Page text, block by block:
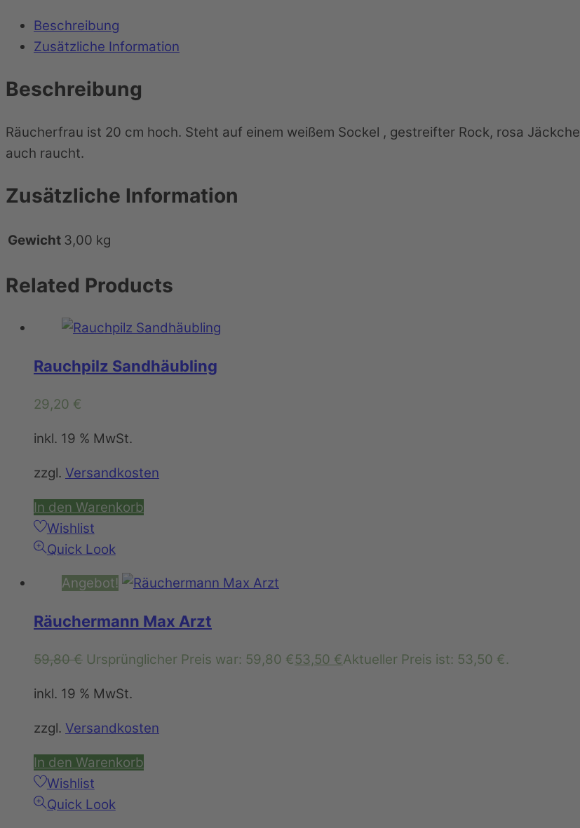
Beschreibung
Zusätzliche Information
Beschreibung
Räucherfrau ist 20 cm hoch. Steht auf einem weißem Sockel , gestreifter Rock, rosa
auch raucht.
Zusätzliche Information
Gewicht 3,00 kg
Related Products
Rauchpilz Sandhäubling
29,20 €
inkl. 19 % MwSt.
zzgl. Versandkosten
In den Warenkorb
Wishlist
Quick Look
Angebot!
Räuchermann Max Arzt
59,80€ Ursprünglicher Preis war: 59,80 €53,50 €Aktueller Preis ist: 53,50 €.
inkl. 19 % MwSt.
zzgl. Versandkosten
In den Warenkorb
Wishlist
Quick Look